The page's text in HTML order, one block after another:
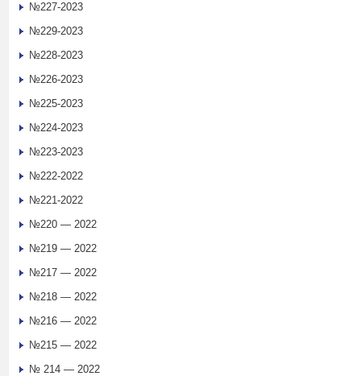
№227-2023
№229-2023
№228-2023
№226-2023
№225-2023
№224-2023
№223-2023
№222-2022
№221-2022
№220 — 2022
№219 — 2022
№217 — 2022
№218 — 2022
№216 — 2022
№215 — 2022
№ 214 — 2022